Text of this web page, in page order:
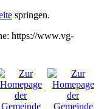
springen.
https://www.vg-